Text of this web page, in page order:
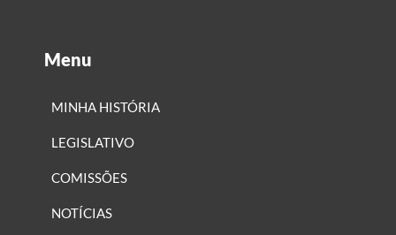
Menu
MINHA HISTÓRIA
LEGISLATIVO
COMISSÕES
NOTÍCIAS